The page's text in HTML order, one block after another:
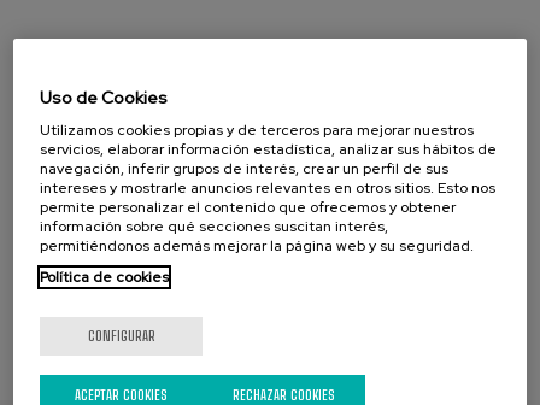
IMG_0172 IMG_0176
página [1] : de [2] :[1-2]
Uso de Cookies
Utilizamos cookies propias y de terceros para mejorar nuestros
servicios, elaborar información estadística, analizar sus hábitos de
navegación, inferir grupos de interés, crear un perfil de sus
intereses y mostrarle anuncios relevantes en otros sitios. Esto nos
permite personalizar el contenido que ofrecemos y obtener
información sobre qué secciones suscitan interés,
permitiéndonos además mejorar la página web y su seguridad.
Política de cookies
CONFIGURAR
RECHAZAR COOKIES
ACEPTAR COOKIES